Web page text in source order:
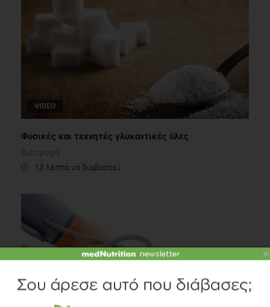
VIDEO
Φυσικές και τεχνητές γλυκαντικές ύλες
Διατροφή
13 λεπτά να διαβαστεί
×